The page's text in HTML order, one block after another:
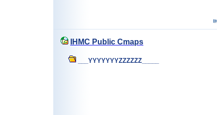
IHMC Public Cmaps
___YYYYYYYZZZZZZ_____